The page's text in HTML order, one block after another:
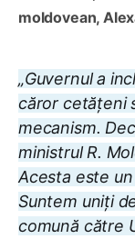
moldovean,
„Guvernul a
căror cetățeni
mecanism.
ministrul R.
Acesta este
Suntem uniți
comună către